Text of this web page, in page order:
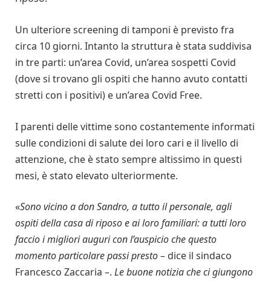
Un ulteriore screening di tamponi è previsto fra
circa 10 giorni. Intanto la struttura è stata suddivisa
in tre parti: un’area Covid, un’area sospetti Covid
(dove si trovano gli ospiti che hanno avuto contatti
stretti con i positivi) e un’area Covid Free.
I parenti delle vittime sono costantemente informati
sulle condizioni di salute dei loro cari e il livello di
attenzione, che è stato sempre altissimo in questi
mesi, è stato elevato ulteriormente.
«Sono vicino a don Sandro, a tutto il personale, agli
ospiti della casa di riposo e ai loro familiari: a tutti loro
faccio i migliori auguri con l’auspicio che questo
momento particolare passi presto– dice il sindaco
Francesco Zaccaria –. Le buone notizia che ci giungono